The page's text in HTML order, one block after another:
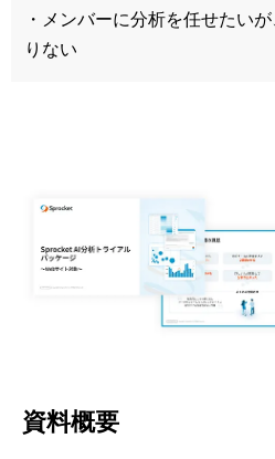
・メンバーに分析を任せたい
りない
資料概要